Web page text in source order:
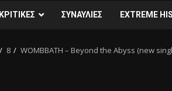
ΚΡΙΤΙΚΕΣ ΣΥΝΑΥΛΙΕΣ EXTREME
8 WOMBBATH – Beyond the Abyss (new